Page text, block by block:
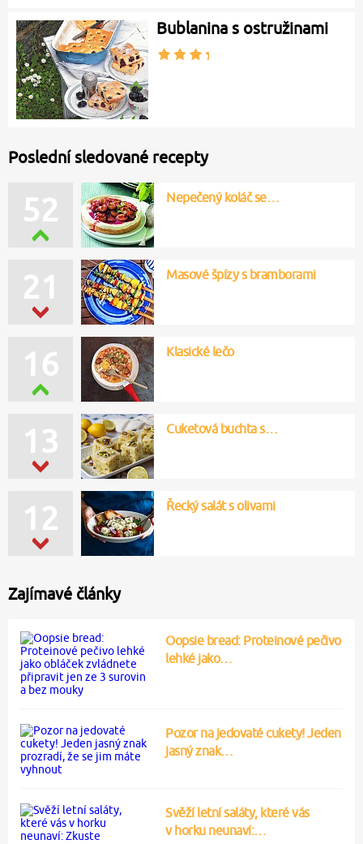
Bublanina s ostružinami
Poslední sledované recepty
52 Nepečený koláč se…
21 Masové špízy s bramborami
16 Klasické lečo
13 Cuketová buchta s…
12 Řecký salát s olivami
Zajímavé články
Oopsie bread: Proteinové pečivo
lehké jako…
Pozor na jedovaté cukety! Jeden
jasný znak…
Svěží letní saláty, které vás
v horku neunaví:…